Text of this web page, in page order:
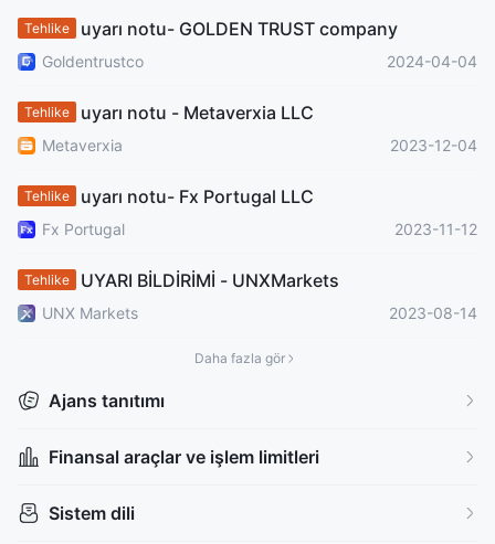
Yüksek düzeyde potansiyel risk
Offshore Düzenleyici
Tehlike uyarı notu- GOLDEN TRUST company
Goldentrustco 2024-04-04
Tehlike uyarı notu - Metaverxia LLC
Metaverxia 2023-12-04
Tehlike uyarı notu- Fx Portugal LLC
Fx Portugal 2023-11-12
Tehlike UYARI BİLDİRİMİ - UNXMarkets
UNX Markets 2023-08-14
Daha fazla gör
Ajans tanıtımı
Finansal araçlar ve işlem limitleri
Sistem dili